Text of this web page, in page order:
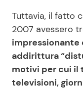
Tuttavia, il fatto
2007 avessero
impressionante
addirittura
motivi per cui il
televisioni,